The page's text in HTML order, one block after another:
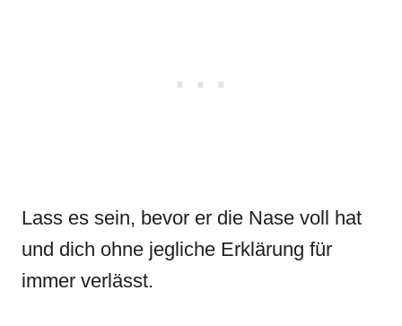
Lass es sein, bevor er die Nase voll hat
und dich ohne jegliche Erklärung für
immer verlässt.